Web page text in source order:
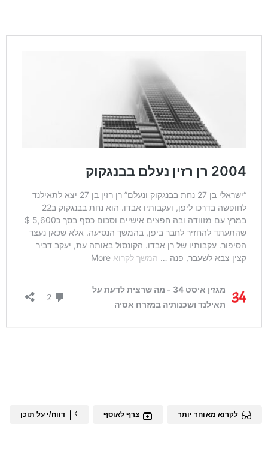
לקרוא מאוחר יותר צרף לאוסף דווח/י על תוכן